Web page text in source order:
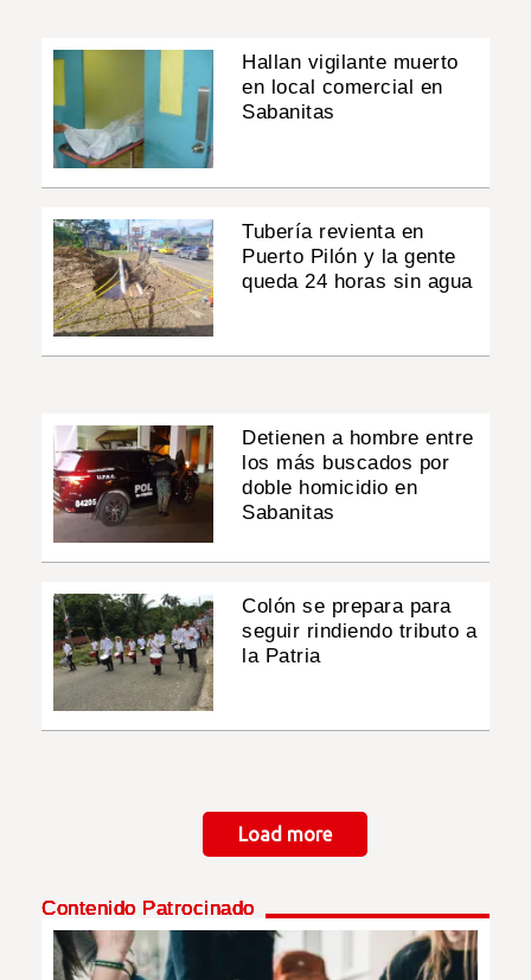
Hallan vigilante muerto
en local comercial en
Sabanitas
Tubería revienta en
Puerto Pilón y la gente
queda 24 horas sin agua
Detienen a hombre entre
los más buscados por
doble homicidio en
Sabanitas
Colón se prepara para
seguir rindiendo tributo a
la Patria
Load more
Contenido Patrocinado